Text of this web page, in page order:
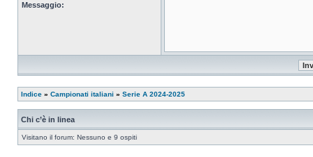
Messaggio:
Indice » Campionati italiani » Serie A 2024-2025
Chi c’è in linea
Visitano il forum: Nessuno e 9 ospiti